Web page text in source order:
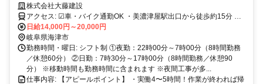
す｜月収37万円以上｜実働4〜5時間で早上がりあり
株式会社大藤建設
アクセス: ☑︎車・バイク通勤OK ・美濃津屋駅出口から徒歩約15分 ・
美濃津屋駅から車で3分 岐阜県瑞穂市、大野町、愛知県稲沢市など少
し遠方から通うスタッフも多数在籍！
日給14,000円～20,000円
岐阜県海津市
勤務時間・曜日: シフト制 ①夜勤：22時00分～7時00分（8時間勤務
／休憩60分） ②日勤：7時30分～17時00分（8時間勤務／休憩90
分） ※移動時間も勤務時間に含まれます ※夜間工事が多...
仕事内容: 【アピールポイント】 ・実働4〜5時間！作業が終われば帰